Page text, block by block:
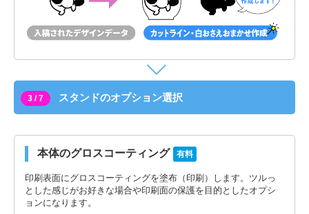
3 / 7 スタンドのオプション選択
本体のグロスコーティング 有料
印刷表面にグロスコーティングを塗布（印刷）します。ツルっ
とした感じがお好きな場合や印刷面の保護を目的としたオプシ
ョンになります。